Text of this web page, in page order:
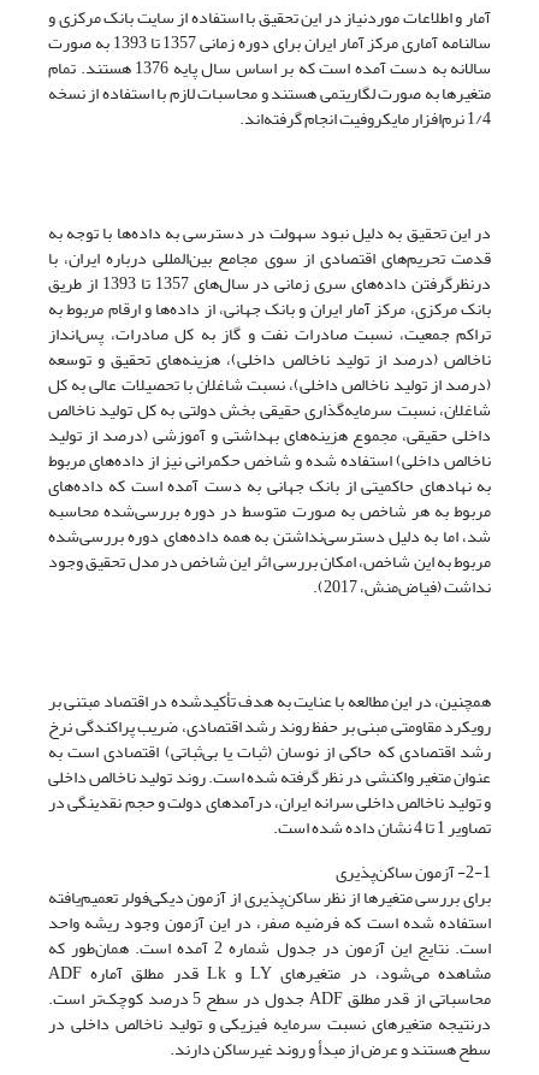
آمار و اطلاعات مورد‌نیاز در این تحقیق با استفاده از سایت بانک مرکزی و
سالنامه آماری مرکز آمار ایران برای دوره زمانی 1357 تا 1393 به صورت
سالانه به دست آمده است که بر اساس سال پایه 1376 هستند. تمام
متغیرها به صورت لگاریتمی هستند و محاسبات لازم با استفاده از نسخه
1/4 نرم‌افزار مایکروفیت انجام گرفته‌اند.
در این تحقیق به دلیل نبود سهولت در دسترسی به داده‌ها با توجه به
قدمت تحریم‌های اقتصادی از سوی مجامع بین‌المللی درباره ایران، با
درنظر‌گرفتن داده‌های سری زمانی در سال‌های 1357 تا 1393 از طریق
بانک مرکزی، مرکز آمار ایران و بانک جهانی، از داده‌ها و ارقام مربوط به
تراکم جمعیت، نسبت صادرات نفت و گاز به کل صادرات، پس‌انداز
ناخالص (درصد از تولید ناخالص داخلی)، هزینه‌های تحقیق و توسعه
(درصد از تولید ناخالص داخلی)، نسبت شاغلان با تحصیلات عالی به کل
شاغلان، نسبت سرمایه‌گذاری حقیقی بخش دولتی به کل تولید ناخالص
داخلی حقیقی، مجموع هزینه‌های بهداشتی و آموزشی (درصد از تولید
ناخالص داخلی) استفاده شده و شاخص حکمرانی نیز از داده‌های مربوط
به نهادهای حاکمیتی از بانک جهانی به دست آمده است که داده‌های
مربوط به هر شاخص به صورت متوسط در دوره بررسی‌شده محاسبه
شد، اما به دلیل دسترسی‌نداشتن به همه داده‌های دوره بررسی‌شده
مربوط به این شاخص، امکان بررسی اثر این شاخص در مدل تحقیق وجود
نداشت (فیاض‌منش، 2017).
همچنین، در این مطالعه با عنایت به هدف تأکید‌شده در اقتصاد مبتنی بر
رویکرد مقاومتی مبنی بر حفظ روند رشد اقتصادی، ضریب پراکندگی نرخ
رشد اقتصادی که حاکی از نوسان (ثبات یا بی‌ثباتی) اقتصادی است به
عنوان متغیر واکنشی در نظر گرفته شده است. روند تولید ناخالص داخلی
و تولید ناخالص داخلی سرانه ایران، درآمدهای دولت و حجم نقدینگی در
تصاویر 1 تا 4 نشان داده شده است.
2-1- آزمون ساکن‌پذیری
برای بررسی متغیر‌ها از نظر ساکن‌پذیری از آزمون دیکی‌فولر تعمیم‌یافته
استفاده شده ‌است که فرضیه صفر، در این آزمون وجود ریشه واحد
است. نتایج این آزمون در جدول شماره 2 آمده است. همان‌طور که
مشاهده می‌شود، در متغیرهای LY و Lk قدر مطلق آماره ADF
محاسباتی از قدر مطلق ADF جدول در سطح 5 درصد کوچک‌تر است.
درنتیجه متغیرهای نسبت سرمایه فیزیکی و تولید ناخالص داخلی در
سطح هستند و عرض از مبدأ و روند غیرساکن دارند.